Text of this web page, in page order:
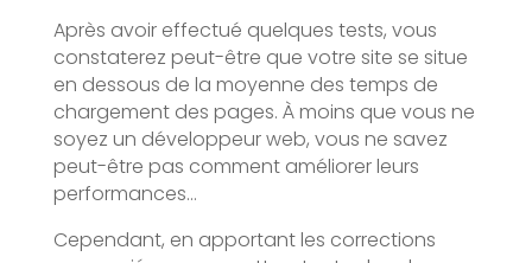
Après avoir effectué quelques tests, vous
constaterez peut-être que votre site se situe
en dessous de la moyenne des temps de
chargement des pages. À moins que vous ne
soyez un développeur web, vous ne savez
peut-être pas comment améliorer leurs
performances…
Cependant, en apportant les corrections